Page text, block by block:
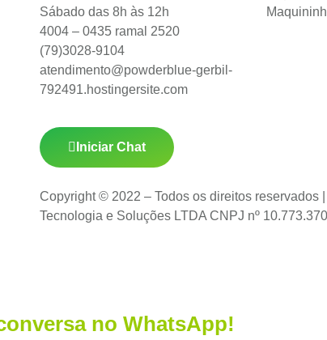
Sábado das 8h às 12h
4004 – 0435 ramal 2520
(79)3028-9104
atendimento@powderblue-gerbil-
792491.hostingersite.com
Iniciar Chat
Copyright © 2022 – Todos os direitos reservados
Tecnologia e Soluções LTDA CNPJ nº
no WhatsApp!